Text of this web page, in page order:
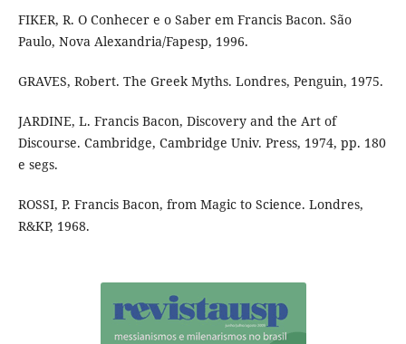
FIKER, R. O Conhecer e o Saber em Francis Bacon. São
Paulo, Nova Alexandria/Fapesp, 1996.
GRAVES, Robert. The Greek Myths. Londres, Penguin, 1975.
JARDINE, L. Francis Bacon, Discovery and the Art of
Discourse. Cambridge, Cambridge Univ. Press, 1974, pp. 180
e segs.
ROSSI, P. Francis Bacon, from Magic to Science. Londres,
R&KP, 1968.